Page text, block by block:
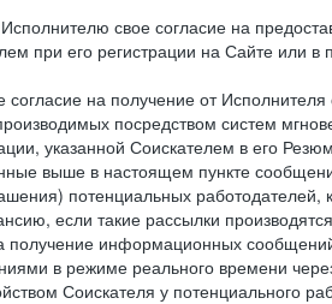
свое согласие на
при его регистрации на Сайте или
на получение от
посредством систем
указанной Соискателем в его
выше в настоящем пункте
потенциальных
если такие рассылки
информационных
в режиме реального времени
Соискателя у потенциального